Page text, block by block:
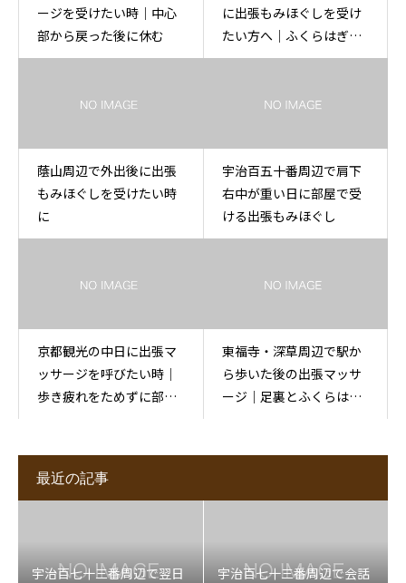
ージを受けたい時｜中心
部から戻った後に休む
に出張もみほぐしを受け
たい方へ｜ふくらはぎと
腰に
蔭山周辺で外出後に出張
もみほぐしを受けたい時
に
宇治百五十番周辺で肩下
右中が重い日に部屋で受
ける出張もみほぐし
京都観光の中日に出張マ
ッサージを呼びたい時｜
歩き疲れをためずに部屋
東福寺・深草周辺で駅か
ら歩いた後の出張マッサ
ージ｜足裏とふくらはぎ
最近の記事
宇治百七十三番周辺で翌日
宇治百七十三番周辺で会話